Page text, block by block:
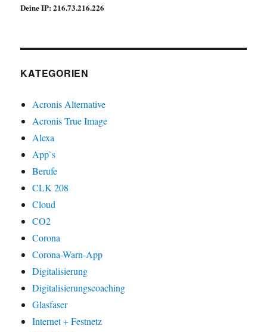
Deine IP: 216.73.216.226
KATEGORIEN
Acronis Alternative
Acronis True Image
Alexa
App`s
Berufe
CLK 208
Cloud
CO2
Corona
Corona-Warn-App
Digitalisierung
Digitalisierungscoaching
Glasfaser
Internet + Festnetz